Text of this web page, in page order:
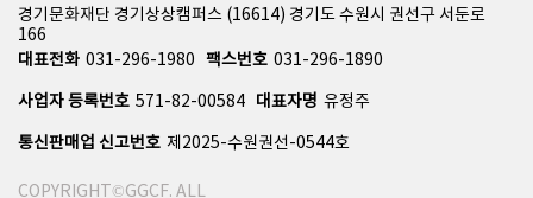
경기문화재단 경기상상캠퍼스 (16614) 경기도 수원시 권선구 서둔로
166
대표전화 031-296-1980 팩스번호 031-296-1890
사업자 등록번호 571-82-00584 대표자명 유정주
통신판매업 신고번호 제2025-수원권선-0544호
COPYRIGHT©GGCF. ALL